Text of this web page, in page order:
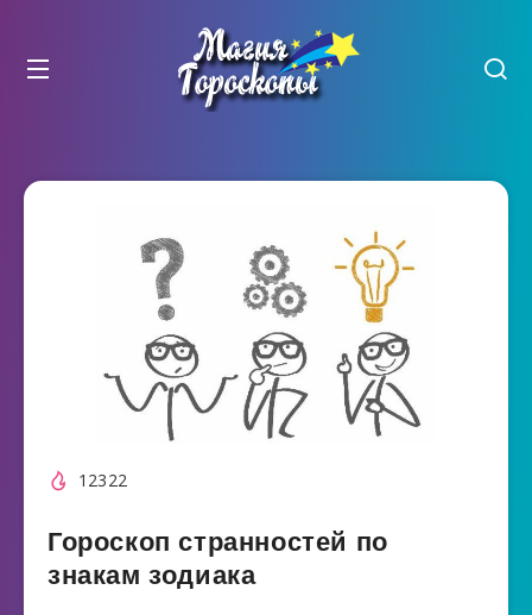
12322
Гороскоп странностей по
знакам зодиака